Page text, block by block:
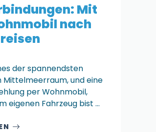
Mit
nach
der spannendsten
Mittelmeerraum, und eine
per Wohnmobil,
eigenen Fahrzeug bist ...